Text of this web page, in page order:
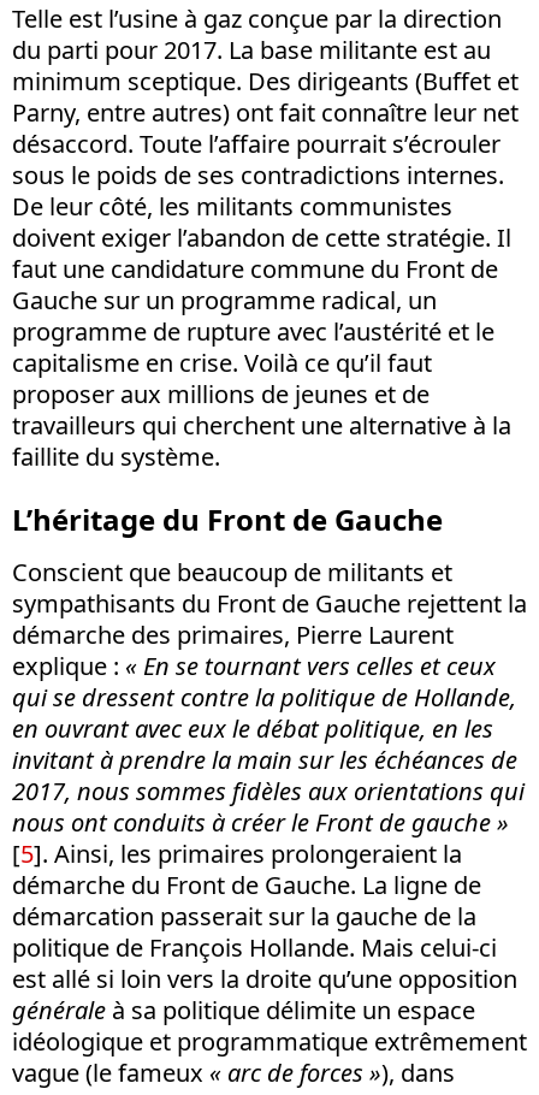
Telle est l’usine à gaz conçue par la direction
du parti pour 2017. La base militante est au
minimum sceptique. Des dirigeants (Buffet et
Parny, entre autres) ont fait connaître leur net
désaccord. Toute l’affaire pourrait s’écrouler
sous le poids de ses contradictions internes.
De leur côté, les militants communistes
doivent exiger l’abandon de cette stratégie. Il
faut une candidature commune du Front de
Gauche sur un programme radical, un
programme de rupture avec l’austérité et le
capitalisme en crise. Voilà ce qu’il faut
proposer aux millions de jeunes et de
travailleurs qui cherchent une alternative à la
faillite du système.
L’héritage du Front de Gauche
Conscient que beaucoup de militants et
sympathisants du Front de Gauche rejettent la
démarche des primaires, Pierre Laurent
explique : « En se tournant vers celles et ceux
qui se dressent contre la politique de Hollande,
en ouvrant avec eux le débat politique, en les
invitant à prendre la main sur les échéances de
2017, nous sommes fidèles aux orientations qui
nous ont conduits à créer le Front de gauche »
[5]. Ainsi, les primaires prolongeraient la
démarche du Front de Gauche. La ligne de
démarcation passerait sur la gauche de la
politique de François Hollande. Mais celui-ci
est allé si loin vers la droite qu’une opposition
générale à sa politique délimite un espace
idéologique et programmatique extrêmement
vague (le fameux « arc de forces »), dans